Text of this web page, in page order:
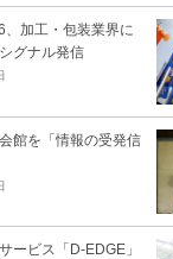
加工・包装業界に
グナル発信
館を「情報の受発信
ービス「D-EDGE」